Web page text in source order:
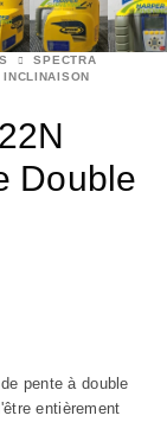
SPECTRA
Double
pente à double
entièrement